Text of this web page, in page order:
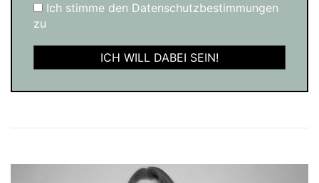
Ich stimme den Datenschutzbestimmungen
zu